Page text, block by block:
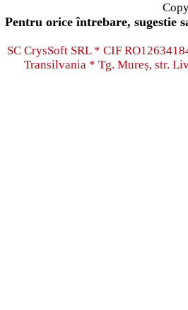
Pentru orice întrebare, sugestie
SC CrysSoft SRL * CIF
Transilvania * Tg. Mureș, str.